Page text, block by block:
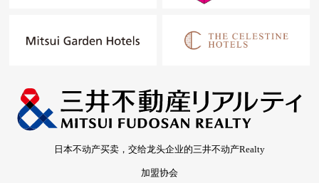
日本不动产买卖，交给龙头企业的三井不动产Realty
加盟协会